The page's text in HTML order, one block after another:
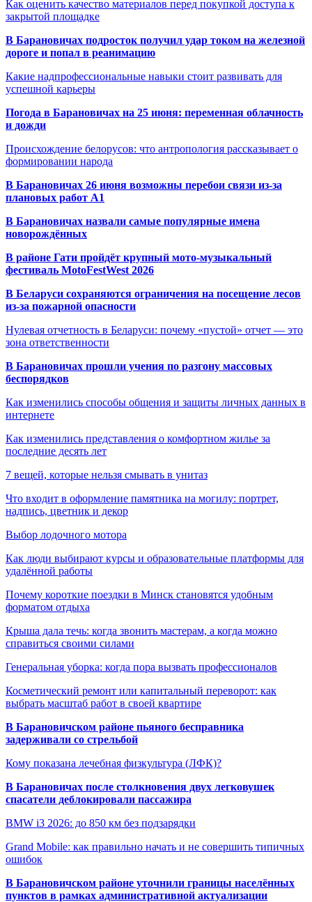
Как оценить качество материалов перед покупкой доступа к
закрытой площадке
В Барановичах подросток получил удар током на железной
дороге и попал в реанимацию
Какие надпрофессиональные навыки стоит развивать для
успешной карьеры
Погода в Барановичах на 25 июня: переменная облачность
и дожди
Происхождение белорусов: что антропология рассказывает о
формировании народа
В Барановичах 26 июня возможны перебои связи из-за
плановых работ A1
В Барановичах назвали самые популярные имена
новорождённых
В районе Гати пройдёт крупный мото-музыкальный
фестиваль MotoFestWest 2026
В Беларуси сохраняются ограничения на посещение лесов
из-за пожарной опасности
Нулевая отчетность в Беларуси: почему «пустой» отчет — это
зона ответственности
В Барановичах прошли учения по разгону массовых
беспорядков
Как изменились способы общения и защиты личных данных в
интернете
Как изменились представления о комфортном жилье за
последние десять лет
7 вещей, которые нельзя смывать в унитаз
Что входит в оформление памятника на могилу: портрет,
надпись, цветник и декор
Выбор лодочного мотора
Как люди выбирают курсы и образовательные платформы для
удалённой работы
Почему короткие поездки в Минск становятся удобным
форматом отдыха
Крыша дала течь: когда звонить мастерам, а когда можно
справиться своими силами
Генеральная уборка: когда пора вызвать профессионалов
Косметический ремонт или капитальный переворот: как
выбрать масштаб работ в своей квартире
В Барановичском районе пьяного бесправника
задерживали со стрельбой
Кому показана лечебная физкультура (ЛФК)?
В Барановичах после столкновения двух легковушек
спасатели деблокировали пассажира
BMW i3 2026: до 850 км без подзарядки
Grand Mobile: как правильно начать и не совершить типичных
ошибок
В Барановичском районе уточнили границы населённых
пунктов в рамках административной актуализации